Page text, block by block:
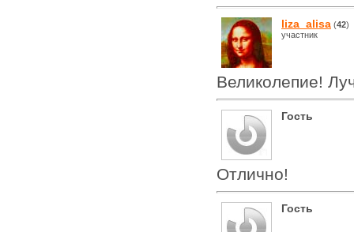
liza_alisa (42)
участник
Великолепие!
Гость
Отлично!
Гость